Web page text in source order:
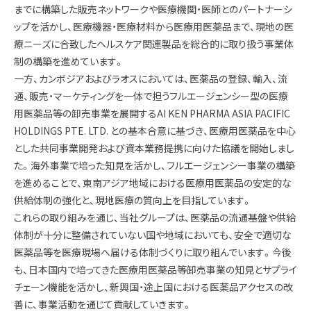
までに構築した販売ネットワークや医療機関・医師とのパートナーシ
ップを活かし、医療機器・医療材料から医療用医薬品まで、現地の医
療ニーズに合致したヘルスケア関連製品を総合的に取り扱う事業体
制の構築を進めています。
一方、カンボジアおよびラオスにおいては、医薬品の登録、輸入、流
通、販売・マーケティングを一体で担うフルエージェンシー型の医療
用医薬品等の卸売事業を展開するAI KEN PHARMA ASIA PACIFIC
HOLDINGS PTE. LTD. との基本合意に基づき、医療用医薬品を中心
とした共同事業開発および資本業務提携に向けた協議を開始しまし
た。海外事業で培った知見を活かし、フルエージェンシー事業の構築
を進めることで、東南アジア地域における医療用医薬品の安定的な
供給体制の強化と、現地医療の質向上を目指しています。
これらの取り組みを通じ、当社グループは、医薬品の流通基盤や供給
体制が十分に整備されていない国や地域においても、安全で適切な
医薬品等を医療現場へ届ける体制づくりに取り組んでいます。今後
も、日本国内で培ってきた医療用医薬品等卸売事業の知見とサプライ
チェーン機能を活かし、新興国・途上国における医薬品アクセスの改
善に、事業活動を通じて貢献していきます。